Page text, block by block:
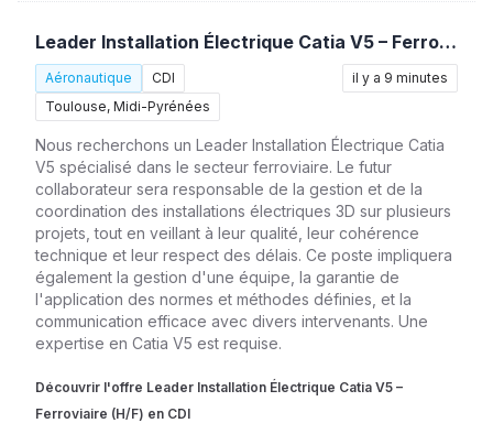
Leader Installation Électrique Catia V5 – Ferroviaire (H/F)
Aéronautique
CDI
Toulouse, Midi-Pyrénées
il y a 9 minutes
Nous recherchons un Leader Installation Électrique Catia
V5 spécialisé dans le secteur ferroviaire. Le futur
collaborateur sera responsable de la gestion et de la
coordination des installations électriques 3D sur plusieurs
projets, tout en veillant à leur qualité, leur cohérence
technique et leur respect des délais. Ce poste impliquera
également la gestion d'une équipe, la garantie de
l'application des normes et méthodes définies, et la
communication efficace avec divers intervenants. Une
expertise en Catia V5 est requise.
Découvrir l'offre Leader Installation Électrique Catia V5 –
Ferroviaire (H/F) en CDI